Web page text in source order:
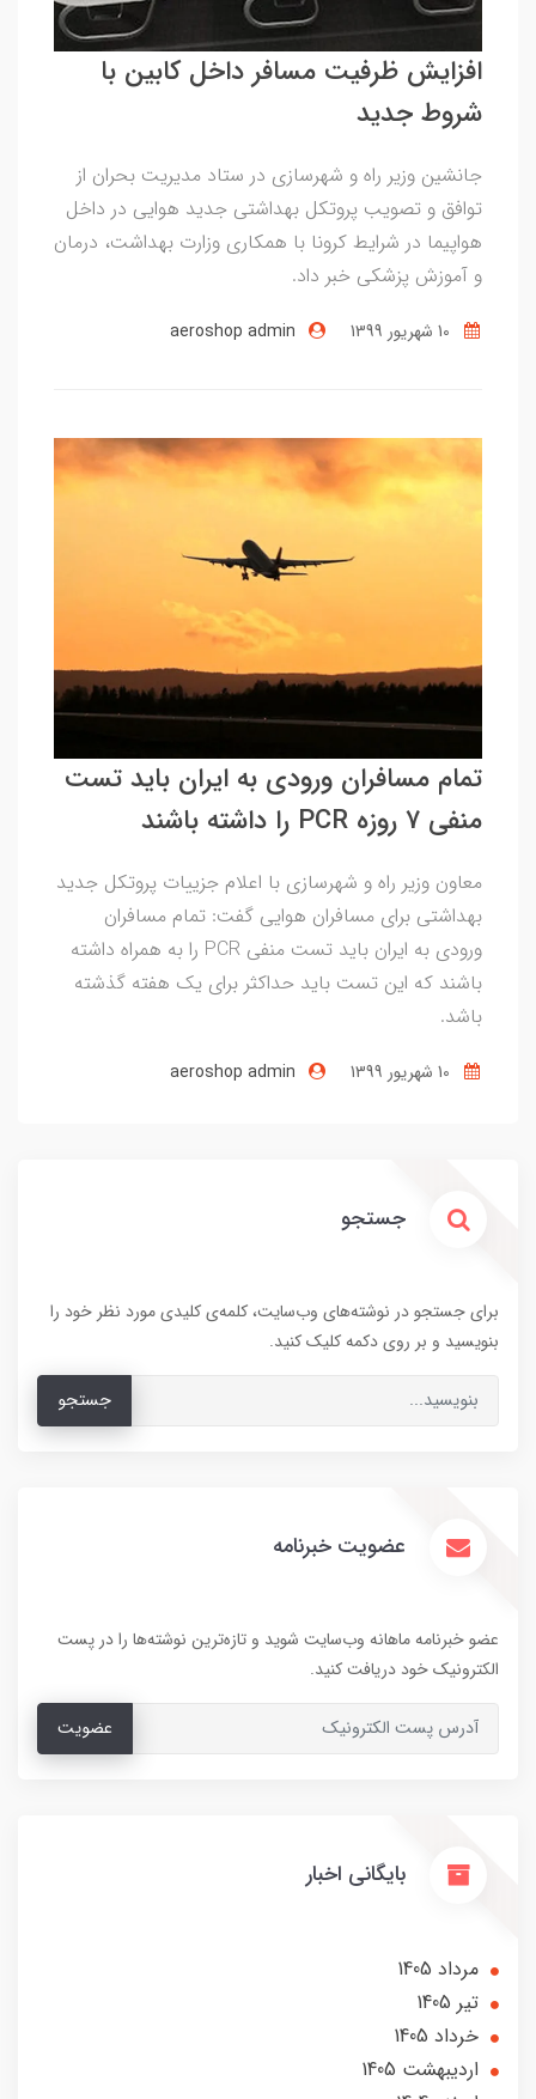
افزایش ظرفیت مسافر داخل کابین با
شروط جدید
جانشین وزیر راه و شهرسازی در ستاد مدیریت بحران از
توافق و تصویب پروتکل بهداشتی جدید هوایی در داخل
هواپیما در شرایط کرونا با همکاری وزارت بهداشت، درمان
و آموزش پزشکی خبر داد.
aeroshop admin
تمام مسافران ورودی به ایران باید تست
منفی 7 روزه‌ PCR را داشته باشند
معاون وزیر راه و شهرسازی با اعلام جزییات پروتکل جدید
بهداشتی برای مسافران هوایی گفت: تمام مسافران
ورودی به ایران باید تست منفی PCR را به همراه داشته
باشند که این تست باید حداکثر برای یک هفته گذشته
باشد.
aeroshop admin
جستجو
برای جستجو در نوشته‌های وب‌سایت، کلمه‌ی کلیدی مورد نظر خود را
بنویسید و بر روی دکمه کلیک کنید.
جستجو
عضویت خبرنامه
عضو خبرنامه ماهانه وب‌سایت شوید و تازه‌ترین نوشته‌ها را در پست
الکترونیک خود دریافت کنید.
عضویت
بایگانی اخبار
مرداد 1405
تير 1405
خرداد 1405
ارديبهشت 1405